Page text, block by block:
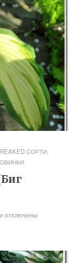
СОРТИ,
отключены